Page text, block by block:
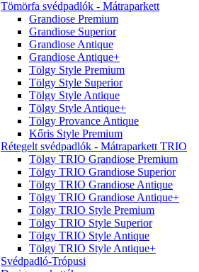
Tömörfa svédpadlók - Mátraparkett
Grandiose Premium
Grandiose Superior
Grandiose Antique
Grandiose Antique+
Tölgy Style Premium
Tölgy Style Superior
Tölgy Style Antique
Tölgy Style Antique+
Tölgy Provance Antique
Kőris Style Premium
Rétegelt svédpadlók - Mátraparkett TRIO
Tölgy TRIO Grandiose Premium
Tölgy TRIO Grandiose Superior
Tölgy TRIO Grandiose Antique
Tölgy TRIO Grandiose Antique+
Tölgy TRIO Style Premium
Tölgy TRIO Style Superior
Tölgy TRIO Style Antique
Tölgy TRIO Style Antique+
Svédpadló-Trópusi